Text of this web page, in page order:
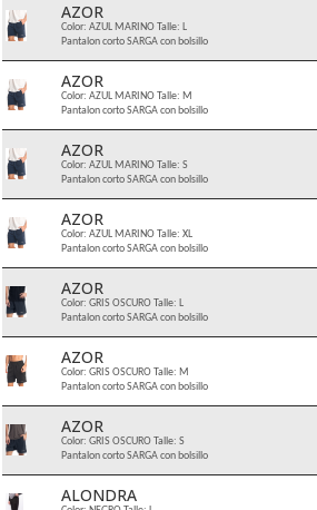
AZOR
Color: AZUL MARINO Talle: L
Pantalon corto SARGA con bolsillo
AZOR
Color: AZUL MARINO Talle: M
Pantalon corto SARGA con bolsillo
AZOR
Color: AZUL MARINO Talle: S
Pantalon corto SARGA con bolsillo
AZOR
Color: AZUL MARINO Talle: XL
Pantalon corto SARGA con bolsillo
AZOR
Color: GRIS OSCURO Talle: L
Pantalon corto SARGA con bolsillo
AZOR
Color: GRIS OSCURO Talle: M
Pantalon corto SARGA con bolsillo
AZOR
Color: GRIS OSCURO Talle: S
Pantalon corto SARGA con bolsillo
ALONDRA